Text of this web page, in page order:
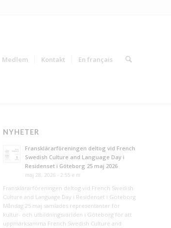
Medlem Kontakt En français
NYHETER
Fransklärarföreningen deltog vid French
Swedish Culture and Language Day i
Residenset i Göteborg 25 maj 2026
maj 28, 2026 - 2:55 e m
Fransklärarföreningen deltog vid French Swedish
Culture and Language Day i Residenset i Göteborg
Måndag 25 maj samlades representanter för
kultur- och utbildningsvärlden i Göteborg för att
uppmärksamma French Swedish Culture and